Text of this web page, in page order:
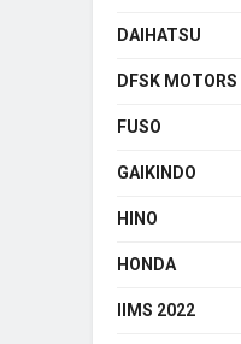
DAIHATSU
DFSK MOTORS
FUSO
GAIKINDO
HINO
HONDA
IIMS 2022